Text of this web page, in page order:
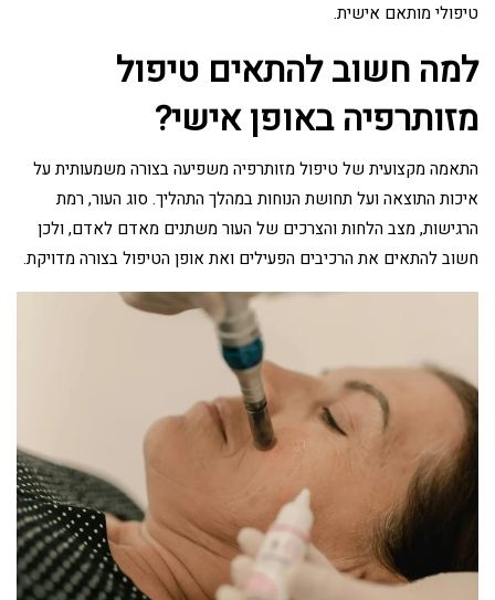
טיפולי מותאם אישית.
למה חשוב להתאים טיפול
מזותרפיה באופן אישי?
התאמה מקצועית של טיפול מזותרפיה משפיעה בצורה משמעותית על
איכות התוצאה ועל תחושת הנוחות במהלך התהליך. סוג העור, רמת
הרגישות, מצב הלחות והצרכים של העור משתנים מאדם לאדם, ולכן
חשוב להתאים את הרכיבים הפעילים ואת אופן הטיפול בצורה מדויקת.